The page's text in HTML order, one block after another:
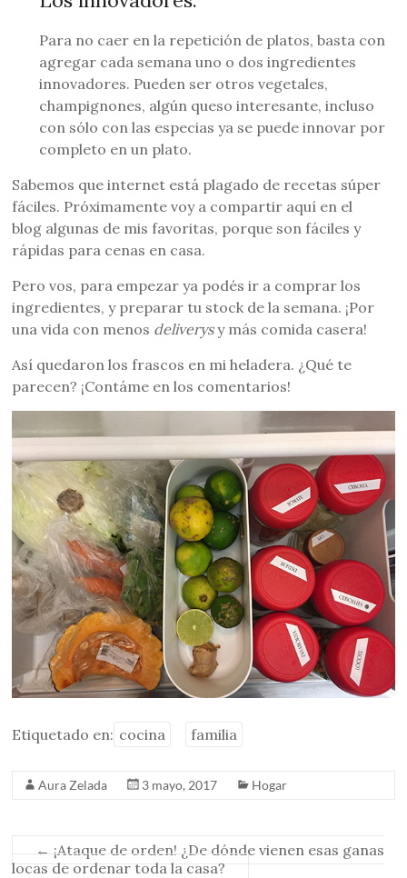
Para no caer en la repetición de platos, basta con
agregar cada semana uno o dos ingredientes
innovadores. Pueden ser otros vegetales,
champignones, algún queso interesante, incluso
con sólo con las especias ya se puede innovar por
completo en un plato.
Sabemos que internet está plagado de recetas súper
fáciles. Próximamente voy a compartir aquí en el
blog algunas de mis favoritas, porque son fáciles y
rápidas para cenas en casa.
Pero vos, para empezar ya podés ir a comprar los
ingredientes, y preparar tu stock de la semana. ¡Por
una vida con menos deliverysy más comida casera!
Así quedaron los frascos en mi heladera. ¿Qué te
parecen? ¡Contáme en los comentarios!
Etiquetado en: cocina familia
Aura Zelada 3 mayo, 2017 Hogar
← ¡Ataque de orden! ¿De dónde vienen esas ganas
locas de ordenar toda la casa?